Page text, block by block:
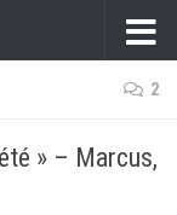
2
» – Marcus,